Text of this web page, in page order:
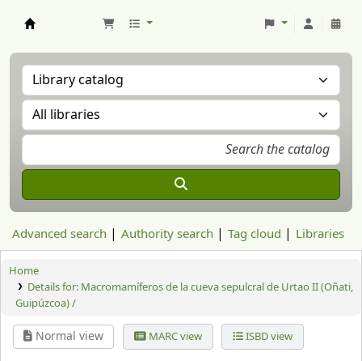
Advanced search Authority search Tag cloud Libraries
Home
Details for: Macromamíferos de la cueva sepulcral de Urtao II (Oñati,
Guipúzcoa) /
Normal view MARC view ISBD view